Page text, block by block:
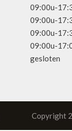
09:00u-
09:00u-
09:00u-
09:00u-
gesloten
Copyright